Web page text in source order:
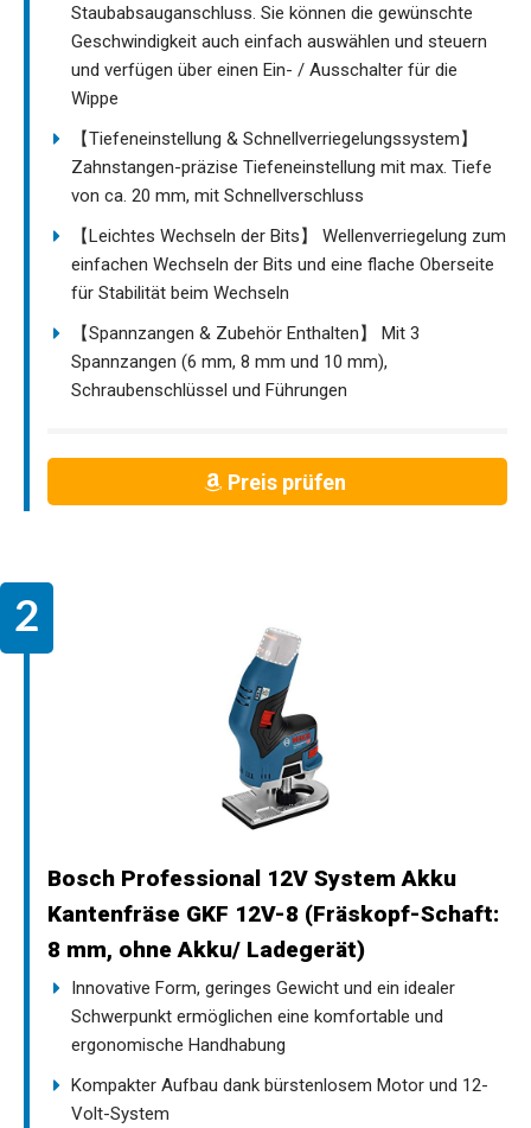
Staubabsauganschluss. Sie können die gewünschte
Geschwindigkeit auch einfach auswählen und steuern
und verfügen über einen Ein- / Ausschalter für die
Wippe
【Tiefeneinstellung & Schnellverriegelungssystem】
Zahnstangen-präzise Tiefeneinstellung mit max. Tiefe
von ca. 20 mm, mit Schnellverschluss
【Leichtes Wechseln der Bits】 Wellenverriegelung zum
einfachen Wechseln der Bits und eine flache Oberseite
für Stabilität beim Wechseln
【Spannzangen & Zubehör Enthalten】 Mit 3
Spannzangen (6 mm, 8 mm und 10 mm),
Schraubenschlüssel und Führungen
Preis prüfen
Bosch Professional 12V System Akku
Kantenfräse GKF 12V-8 (Fräskopf-Schaft:
8 mm, ohne Akku/ Ladegerät)
Innovative Form, geringes Gewicht und ein idealer
Schwerpunkt ermöglichen eine komfortable und
ergonomische Handhabung
Kompakter Aufbau dank bürstenlosem Motor und 12-
Volt-System